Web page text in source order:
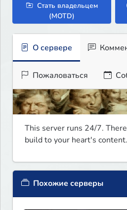
Стать владельцем
(MOTD)
О сервере
Пожаловаться
This server runs 24/7.
build to your heart's content.
Похожие серверы